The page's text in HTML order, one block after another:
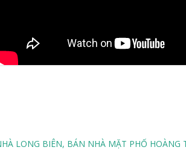
LONG BIÊN BÁN NHÀ MẶT PHỐ HOÀNG